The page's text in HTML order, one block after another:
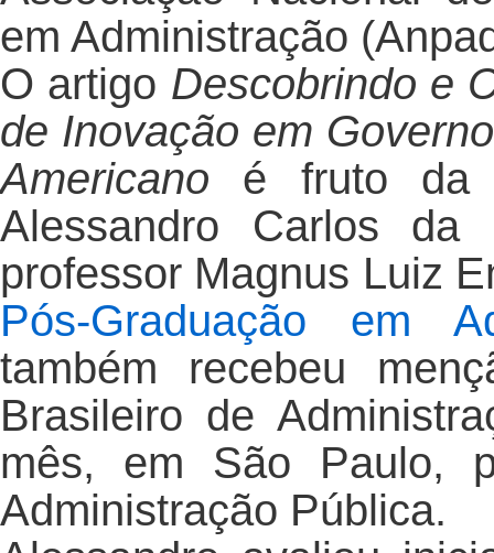
em Administração
O artigo Descobrindo e
de Inovação em
Americano é fruto
Alessandro Carlos da
professor Magnus Luiz
Pós-Graduação em
também recebeu
Brasileiro de
mês, em São Paulo,
Administração Pública.